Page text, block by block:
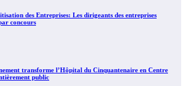
des Entreprises: Les dirigeants des entreprises
concours
transforme l’Hôpital du Cinquantenaire en Centre
public